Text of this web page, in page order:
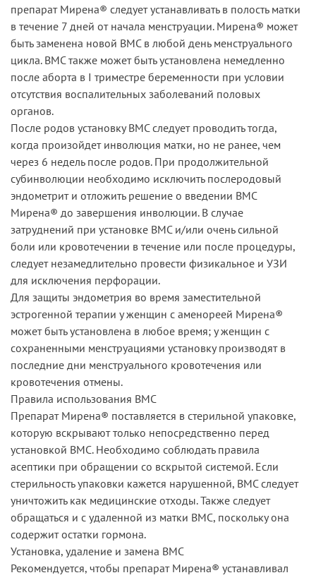
препарат Мирена® следует устанавливать в полость матки
в течение 7 дней от начала менструации. Мирена® может
быть заменена новой ВМС в любой день менструального
цикла. ВМС также может быть установлена немедленно
после аборта в I триместре беременности при условии
отсутствия воспалительных заболеваний половых
органов.
После родов установку ВМС следует проводить тогда,
когда произойдет инволюция матки, но не ранее, чем
через 6 недель после родов. При продолжительной
субинволюции необходимо исключить послеродовый
эндометрит и отложить решение о введении ВМС
Мирена® до завершения инволюции. В случае
затруднений при установке ВМС и/или очень сильной
боли или кровотечении в течение или после процедуры,
следует незамедлительно провести физикальное и УЗИ
для исключения перфорации.
Для защиты эндометрия во время заместительной
эстрогенной терапии у женщин с аменореей Мирена®
может быть установлена в любое время; у женщин с
сохраненными менструациями установку производят в
последние дни менструального кровотечения или
кровотечения отмены.
Правила использования ВМС
Препарат Мирена® поставляется в стерильной упаковке,
которую вскрывают только непосредственно перед
установкой ВМС. Необходимо соблюдать правила
асептики при обращении со вскрытой системой. Если
стерильность упаковки кажется нарушенной, ВМС следует
уничтожить как медицинские отходы. Также следует
обращаться и с удаленной из матки ВМС, поскольку она
содержит остатки гормона.
Установка, удаление и замена ВМС
Рекомендуется, чтобы препарат Мирена® устанавливал